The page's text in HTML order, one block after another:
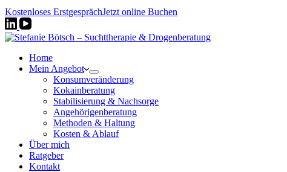
Kostenloses ErstgesprächJetzt online Buchen
Home
Mein Angebot
Konsumveränderung
Kokainberatung
Stabilisierung & Nachsorge
Angehörigenberatung
Methoden & Haltung
Kosten & Ablauf
Über mich
Ratgeber
Kontakt